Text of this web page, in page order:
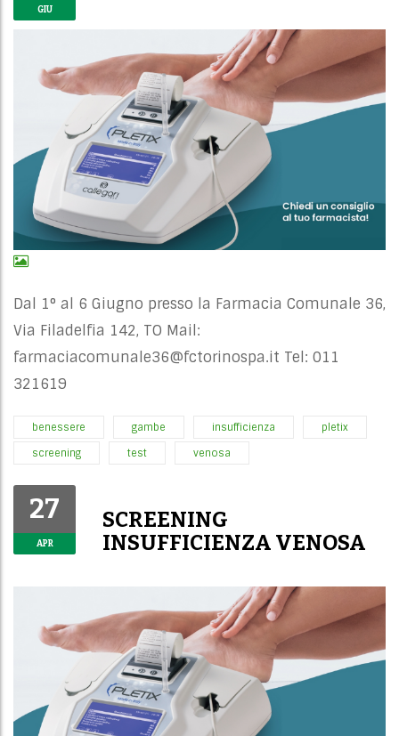
GIU
Dal 1° al 6 Giugno presso la Farmacia Comunale 36,
Via Filadelfia 142, TO Mail:
farmaciacomunale36@fctorinospa.it Tel: 011
321619
benessere gambe insufficienza pletix
screening test venosa
27
APR
SCREENING
INSUFFICIENZA VENOSA